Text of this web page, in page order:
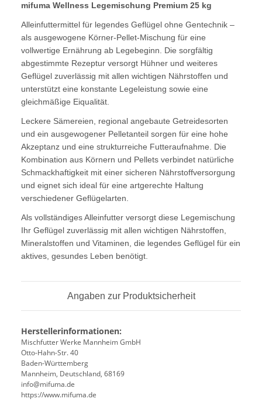
mifuma Wellness Legemischung Premium 25 kg
Alleinfuttermittel für legendes Geflügel ohne Gentechnik –
als ausgewogene Körner-Pellet-Mischung für eine
vollwertige Ernährung ab Legebeginn. Die sorgfältig
abgestimmte Rezeptur versorgt Hühner und weiteres
Geflügel zuverlässig mit allen wichtigen Nährstoffen und
unterstützt eine konstante Legeleistung sowie eine
gleichmäßige Eiqualität.
Leckere Sämereien, regional angebaute Getreidesorten
und ein ausgewogener Pelletanteil sorgen für eine hohe
Akzeptanz und eine strukturreiche Futteraufnahme. Die
Kombination aus Körnern und Pellets verbindet natürliche
Schmackhaftigkeit mit einer sicheren Nährstoffversorgung
und eignet sich ideal für eine artgerechte Haltung
verschiedener Geflügelarten.
Als vollständiges Alleinfutter versorgt diese Legemischung
Ihr Geflügel zuverlässig mit allen wichtigen Nährstoffen,
Mineralstoffen und Vitaminen, die legendes Geflügel für ein
aktives, gesundes Leben benötigt.
Angaben zur Produktsicherheit
Herstellerinformationen:
Mischfutter Werke Mannheim GmbH
Otto-Hahn-Str. 40
Baden-Württemberg
Mannheim, Deutschland, 68169
info@mifuma.de
https://www.mifuma.de